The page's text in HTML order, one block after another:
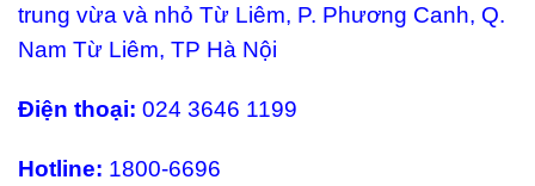
trung vừa và nhỏ Từ Liêm, P. Phương Canh, Q.
Nam Từ Liêm, TP Hà Nội
Điện thoại: 024 3646 1199
Hotline: 1800-6696